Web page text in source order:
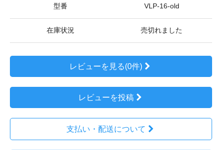
型番 VLP-16-old
在庫状況 売切れました
レビューを見る(0件)
レビューを投稿
支払い・配送について